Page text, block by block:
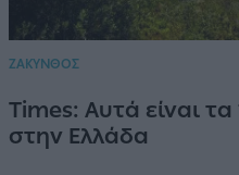
ΖΑΚΥΝΘΟΣ
Times: Αυτά είναι
στην Ελλάδα